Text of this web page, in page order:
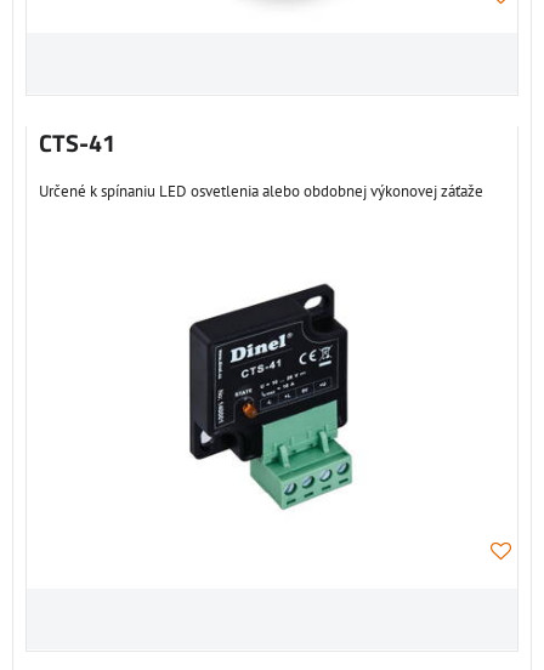
CTS-41
Určené k spínaniu LED osvetlenia alebo obdobnej výkonovej záťaže